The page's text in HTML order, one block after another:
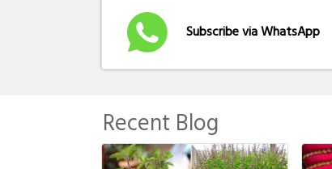
Subscribe via WhatsApp
Recent Blog